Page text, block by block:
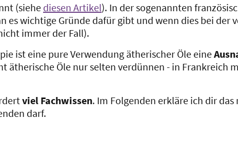
(siehe diesen Artikel). In der sogenannten
es wichtige Gründe dafür gibt und wenn dies bei der
immer der Fall).
ist eine pure Verwendung ätherischer Öle eine
ätherische Öle nur selten verdünnen - in Frankreich
viel Fachwissen. Im Folgenden erkläre ich dir
darf.